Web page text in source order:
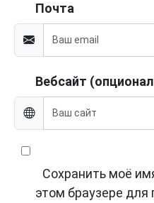
Почта
Вебсайт
Сохранить моё
этом браузере